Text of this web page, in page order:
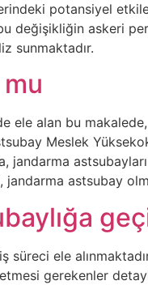
potansiyel
değişikliğin askeri
sunmaktadır.
ele alan bu
Meslek
jandarma
astsubay
ele
gerekenler